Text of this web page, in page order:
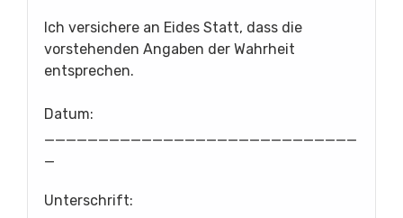
Ich versichere an Eides Statt, dass die
vorstehenden Angaben der Wahrheit
entsprechen.
Datum:
Unterschrift: